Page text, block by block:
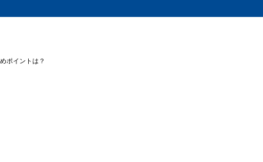
ポイントは？